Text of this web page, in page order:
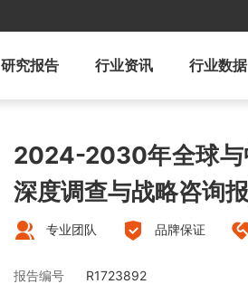
研究报告 行业资讯 行业数据
2024-2030年全球与
深度调查与战略咨询
专业团队 品牌保证
报告编号 R1723892